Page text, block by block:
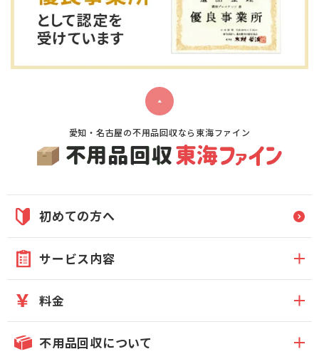
愛知・名古屋の不用品回収なら東海ファイン
初めての方へ
サービス内容
料金
不用品回収について